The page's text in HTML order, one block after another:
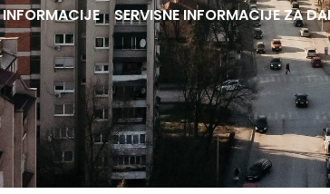
INFORMACIJE SERVISNE INFORMACIJE ZA